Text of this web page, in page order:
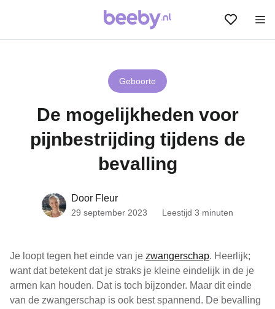
Geboorte
De mogelijkheden voor
pijnbestrijding tijdens de
bevalling
Door Fleur
29 september 2023 Leestijd 3 minuten
Je loopt tegen het einde van je zwangerschap. Heerlijk;
want dat betekent dat je straks je kleine eindelijk in de je
armen kan houden. Dat is toch bijzonder. Maar dit einde
van de zwangerschap is ook best spannend. De bevalling